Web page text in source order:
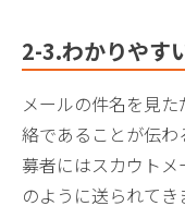
2-3.わかりやす
メールの件名を見
絡であることが伝
募者にはスカウト
のように送られてき